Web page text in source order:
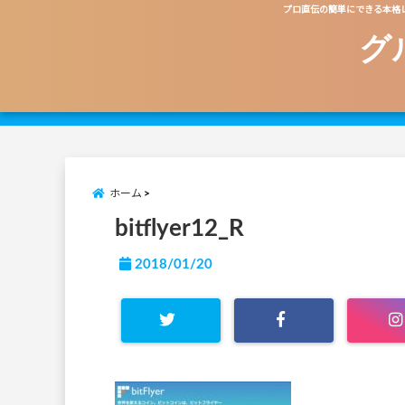
プロ直伝の簡単にできる本格
グ
ホーム
bitflyer12_R
2018/01/20